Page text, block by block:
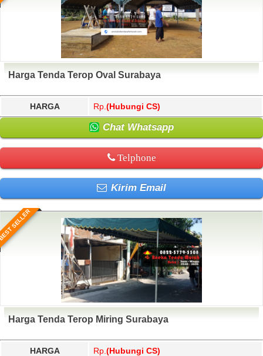
Harga Tenda Terop Oval Surabaya
HARGA Rp. (Hubungi CS)
Chat Whatsapp
Telphone
Kirim Email
SELLER
Harga Tenda Terop Miring Surabaya
HARGA Rp. (Hubungi CS)